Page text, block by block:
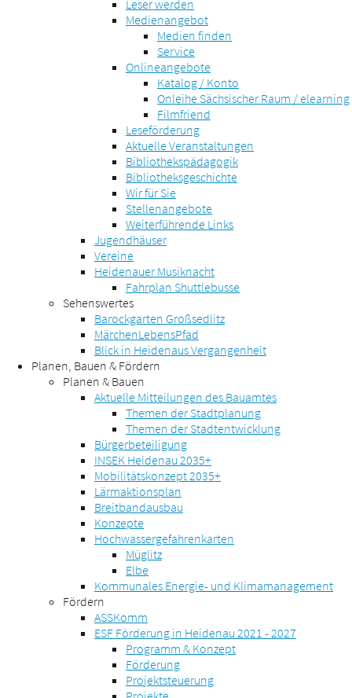
Leser werden
Medienangebot
Medien finden
Service
Onlineangebote
Katalog / Konto
Onleihe Sächsischer Raum / elearning
Filmfriend
Leseförderung
Aktuelle Veranstaltungen
Bibliothekspädagogik
Bibliotheksgeschichte
Wir für Sie
Stellenangebote
Weiterführende Links
Jugendhäuser
Vereine
Heidenauer Musiknacht
Fahrplan Shuttlebusse
Sehenswertes
Barockgarten Großsedlitz
MärchenLebensPfad
Blick in Heidenaus Vergangenheit
Planen, Bauen & Fördern
Planen & Bauen
Aktuelle Mitteilungen des Bauamtes
Themen der Stadtplanung
Themen der Stadtentwicklung
Bürgerbeteiligung
INSEK Heidenau 2035+
Mobilitätskonzept 2035+
Lärmaktionsplan
Breitbandausbau
Konzepte
Hochwassergefahrenkarten
Müglitz
Elbe
Kommunales Energie- und Klimamanagement
Fördern
ASSKomm
ESF Förderung in Heidenau 2021 - 2027
Programm & Konzept
Förderung
Projektsteuerung